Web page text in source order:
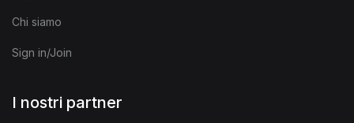
Chi siamo
Sign in/Join
I nostri partner